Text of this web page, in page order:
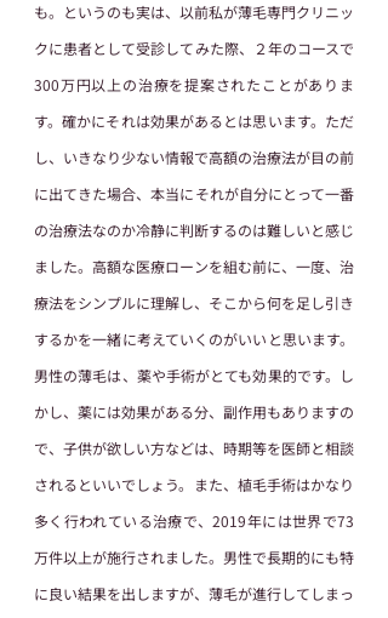
も。というのも実は、以前私が薄毛専門クリニッ
クに患者として受診してみた際、２年のコースで
300万円以上の治療を提案されたことがありま
す。確かにそれは効果があるとは思います。ただ
し、いきなり少ない情報で高額の治療法が目の前
に出てきた場合、本当にそれが自分にとって一番
の治療法なのか冷静に判断するのは難しいと感じ
ました。高額な医療ローンを組む前に、一度、治
療法をシンプルに理解し、そこから何を足し引き
するかを一緒に考えていくのがいいと思います。
男性の薄毛は、薬や手術がとても効果的です。し
かし、薬には効果がある分、副作用もありますの
で、子供が欲しい方などは、時期等を医師と相談
されるといいでしょう。また、植毛手術はかなり
多く行われている治療で、2019年には世界で73
万件以上が施行されました。男性で長期的にも特
に良い結果を出しますが、薄毛が進行してしまっ